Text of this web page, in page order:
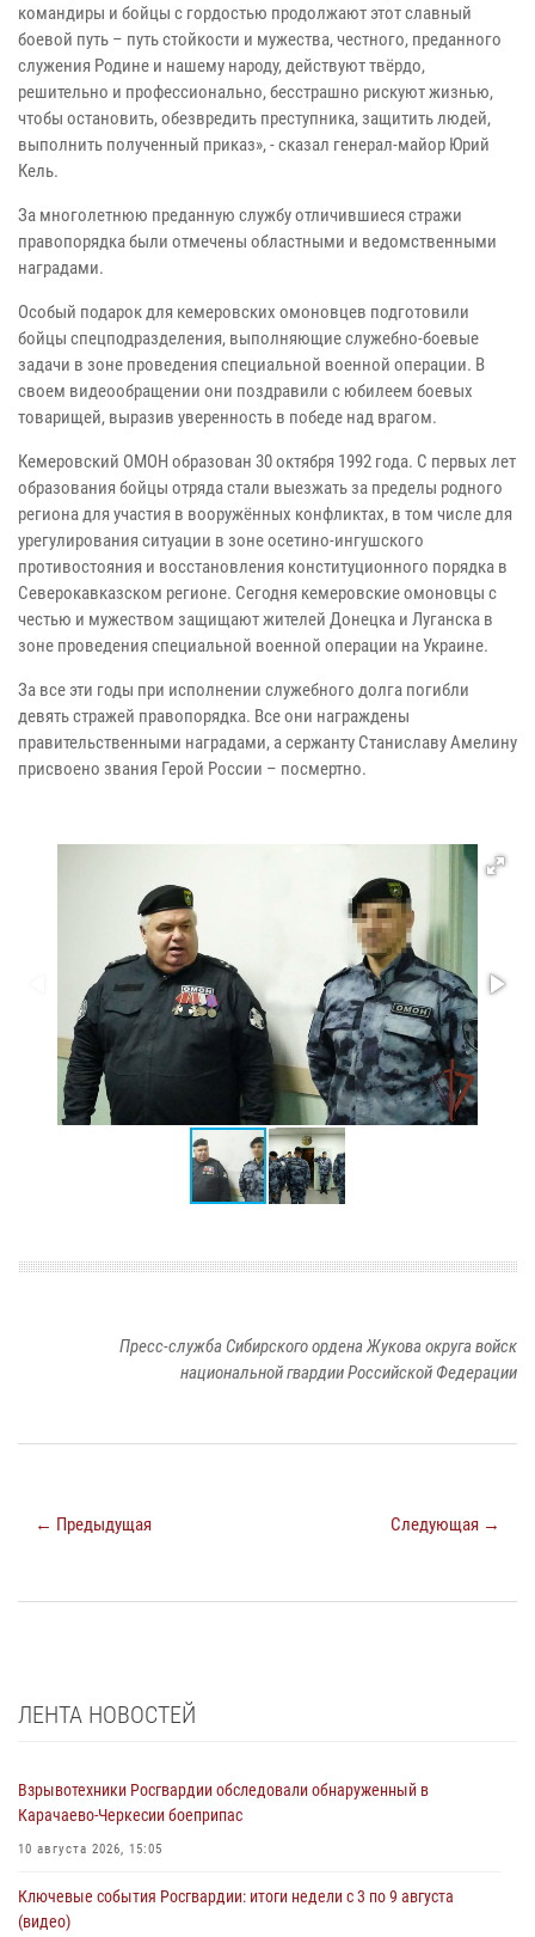
командиры и бойцы с гордостью продолжают этот славный
боевой путь – путь стойкости и мужества, честного, преданного
служения Родине и нашему народу, действуют твёрдо,
решительно и профессионально, бесстрашно рискуют жизнью,
чтобы остановить, обезвредить преступника, защитить людей,
выполнить полученный приказ», - сказал генерал-майор Юрий
Кель.
За многолетнюю преданную службу отличившиеся стражи
правопорядка были отмечены областными и ведомственными
наградами.
Особый подарок для кемеровских омоновцев подготовили
бойцы спецподразделения, выполняющие служебно-боевые
задачи в зоне проведения специальной военной операции. В
своем видеообращении они поздравили с юбилеем боевых
товарищей, выразив уверенность в победе над врагом.
Кемеровский ОМОН образован 30 октября 1992 года. С первых лет
образования бойцы отряда стали выезжать за пределы родного
региона для участия в вооружённых конфликтах, в том числе для
урегулирования ситуации в зоне осетино-ингушского
противостояния и восстановления конституционного порядка в
Северокавказском регионе. Сегодня кемеровские омоновцы с
честью и мужеством защищают жителей Донецка и Луганска в
зоне проведения специальной военной операции на Украине.
За все эти годы при исполнении служебного долга погибли
девять стражей правопорядка. Все они награждены
правительственными наградами, а сержанту Станиславу Амелину
присвоено звания Герой России – посмертно.
Пресс-служба Сибирского ордена Жукова округа войск
национальной гвардии Российской Федерации
← Предыдущая Следующая →
ЛЕНТА НОВОСТЕЙ
Взрывотехники Росгвардии обследовали обнаруженный в
Карачаево-Черкесии боеприпас
10 августа 2026, 15:05
Ключевые события Росгвардии: итоги недели с 3 по 9 августа
(видео)